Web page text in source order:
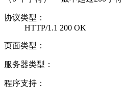
协议类型：
HTTP/1.1 200 OK
页面类型：
服务器类型：
程序支持：